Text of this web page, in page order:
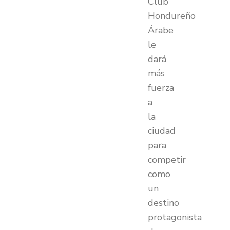
Hondureño
Árabe
le
dará
más
fuerza
a
la
ciudad
para
competir
como
un
destino
protagonista